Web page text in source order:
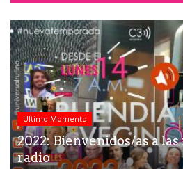
Ultimo Momento
2022: Bienvenidos/as a las
radio